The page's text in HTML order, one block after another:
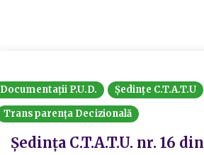
Documentații P.U.D.
Ședințe C.T.A.T.U
Transparența Decizională
Ședința C.T.A.T.U. nr. 16 din